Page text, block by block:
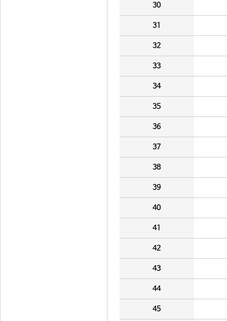
30
31
32
33
34
35
36
37
38
39
40
41
42
43
44
45